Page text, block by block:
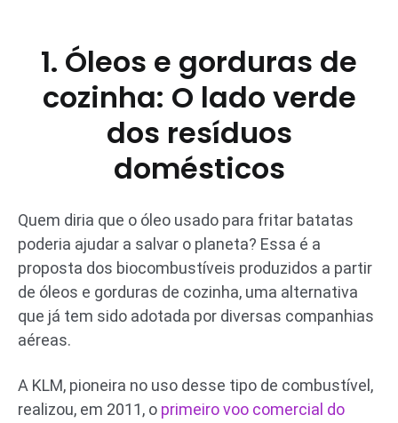
1. Óleos e gorduras de
cozinha: O lado verde
dos resíduos
domésticos
Quem diria que o óleo usado para fritar batatas
poderia ajudar a salvar o planeta? Essa é a
proposta dos biocombustíveis produzidos a partir
de óleos e gorduras de cozinha, uma alternativa
que já tem sido adotada por diversas companhias
aéreas.
A KLM, pioneira no uso desse tipo de combustível,
realizou, em 2011, o primeiro voo comercial do